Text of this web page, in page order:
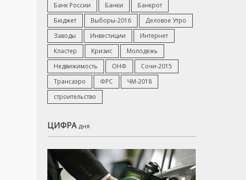
Банк России
Банки
Банкрот
Бюджет
Выборы-2016
Деловое Утро
Заводы
Инвестиции
Интернет
Кластер
Кризис
Молодежь
Недвижимость
ОНФ
Сочи-2015
Трансаэро
ФРС
ЧМ-2018
строительство
ЦИФРА дня